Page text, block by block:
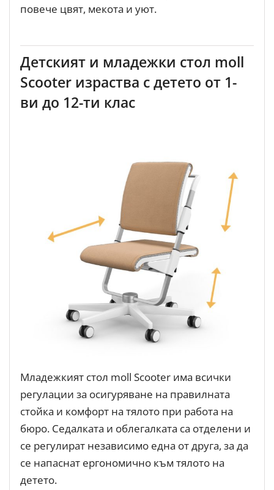
повече цвят, мекота и уют.
Детският и младежки стол moll
Scooter израства с детето от 1-
ви до 12-ти клас
Младежкият стол moll Scooter има всички
регулации за осигуряване на правилната
стойка и комфорт на тялото при работа на
бюро. Седалката и облегалката са отделени и
се регулират независимо една от друга, за да
се напаснат ергономично към тялото на
детето.